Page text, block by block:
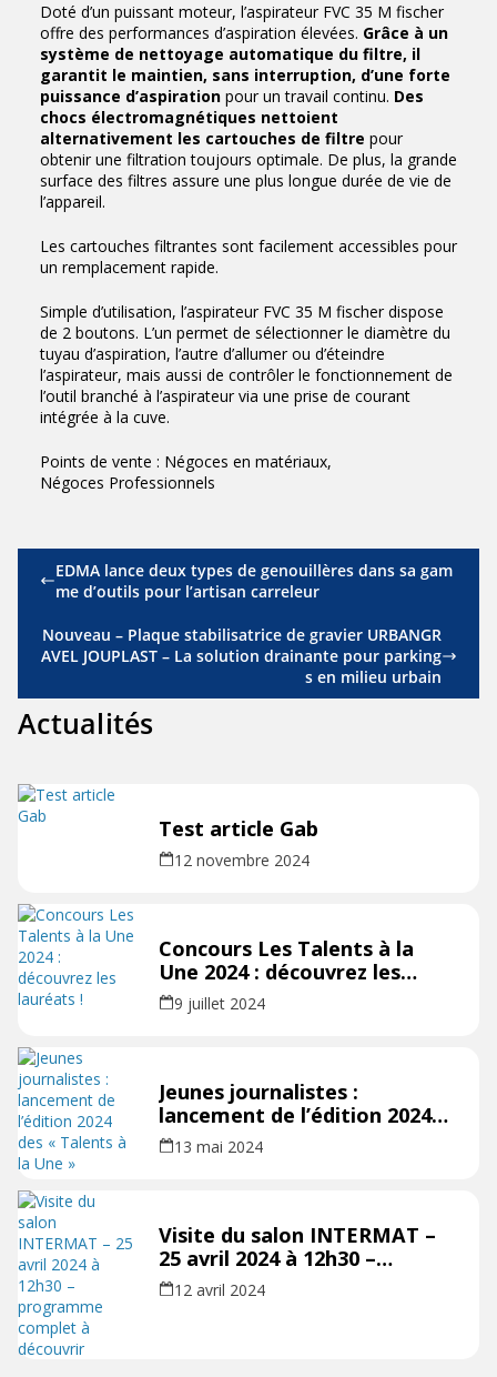
Doté d’un puissant moteur, l’aspirateur FVC 35 M fischer
offre des performances d’aspiration élevées. Grâce à un
système de nettoyage automatique du filtre, il
garantit le maintien, sans interruption, d’une forte
puissance d’aspiration pour un travail continu. Des
chocs électromagnétiques nettoient
alternativement les cartouches de filtre pour
obtenir une filtration toujours optimale. De plus, la grande
surface des filtres assure une plus longue durée de vie de
l’appareil.
Les cartouches filtrantes sont facilement accessibles pour
un remplacement rapide.
Simple d’utilisation, l’aspirateur FVC 35 M fischer dispose
de 2 boutons. L’un permet de sélectionner le diamètre du
tuyau d’aspiration, l’autre d’allumer ou d’éteindre
l’aspirateur, mais aussi de contrôler le fonctionnement de
l’outil branché à l’aspirateur via une prise de courant
intégrée à la cuve.
Points de vente : Négoces en matériaux,
Négoces Professionnels
EDMA lance deux types de genouillères dans sa gam
me d’outils pour l’artisan carreleur
Nouveau – Plaque stabilisatrice de gravier URBANGR
AVEL JOUPLAST – La solution drainante pour parking
s en milieu urbain
Actualités
Test article Gab
12 novembre 2024
Concours Les Talents à la
Une 2024 : découvrez les
lauréats !
9 juillet 2024
Jeunes journalistes :
lancement de l’édition 2024
des « Talents à la Une »
13 mai 2024
Visite du salon INTERMAT –
25 avril 2024 à 12h30 –
programme complet à
découvrir
12 avril 2024